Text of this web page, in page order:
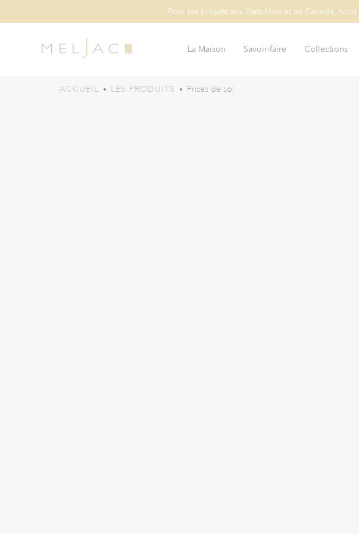
Pour les projets aux États-Unis et au Canada,
La Maison Savoir-faire Collections
ACCUEIL LES PRODUITS Prises de sol